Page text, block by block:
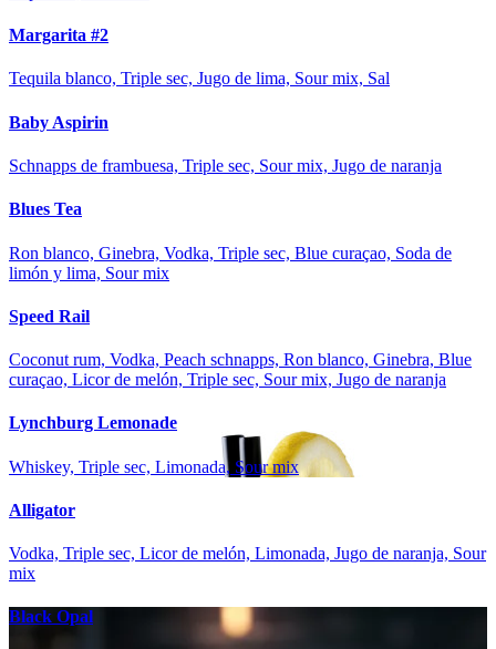
Margarita #2
Tequila blanco, Triple sec, Jugo de lima, Sour mix, Sal
Baby Aspirin
Schnapps de frambuesa, Triple sec, Sour mix, Jugo de naranja
Blues Tea
Ron blanco, Ginebra, Vodka, Triple sec, Blue curaçao, Soda de
limón y lima, Sour mix
Speed Rail
Coconut rum, Vodka, Peach schnapps, Ron blanco, Ginebra, Blue
curaçao, Licor de melón, Triple sec, Sour mix, Jugo de naranja
Lynchburg Lemonade
Whiskey, Triple sec, Limonada, Sour mix
Alligator
Vodka, Triple sec, Licor de melón, Limonada, Jugo de naranja, Sour
mix
Black Opal